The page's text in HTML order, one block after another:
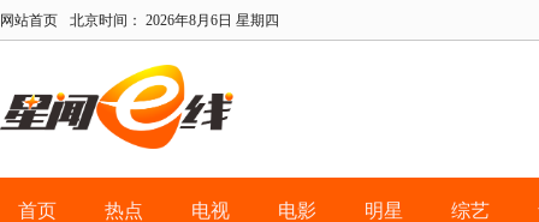
网站首页 北京时间： 2026年8月6日 星期四
首页 热点 电视 电影 明星 综艺